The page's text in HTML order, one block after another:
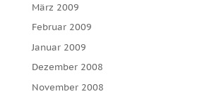
März 2009
Februar 2009
Januar 2009
Dezember 2008
November 2008